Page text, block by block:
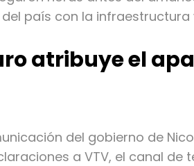
país con la infraestructura
atribuye el
del gobierno de
a VTV, el canal de